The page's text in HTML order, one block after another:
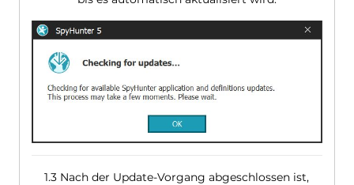
1.3 Nach der Update-Vorgang abgeschlossen ist,